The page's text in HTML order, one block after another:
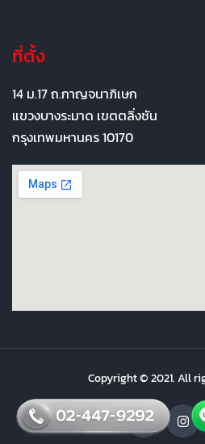
ที่ตั้ง
14 ม.17 ถ.กาญจนาภิเษก
แขวงบางระมาด เขตตลิ่งชัน
กรุงเทพมหานคร 10170
Copyright © 2021. All